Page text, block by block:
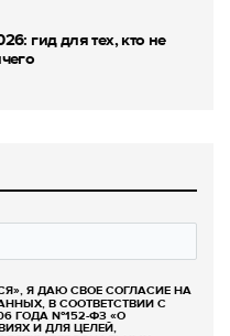
гид для тех, кто не
Я ДАЮ СВОЕ СОГЛАСИЕ НА
В СООТВЕТСТВИИ С
ГОДА №152-ФЗ «О
И ДЛЯ ЦЕЛЕЙ,